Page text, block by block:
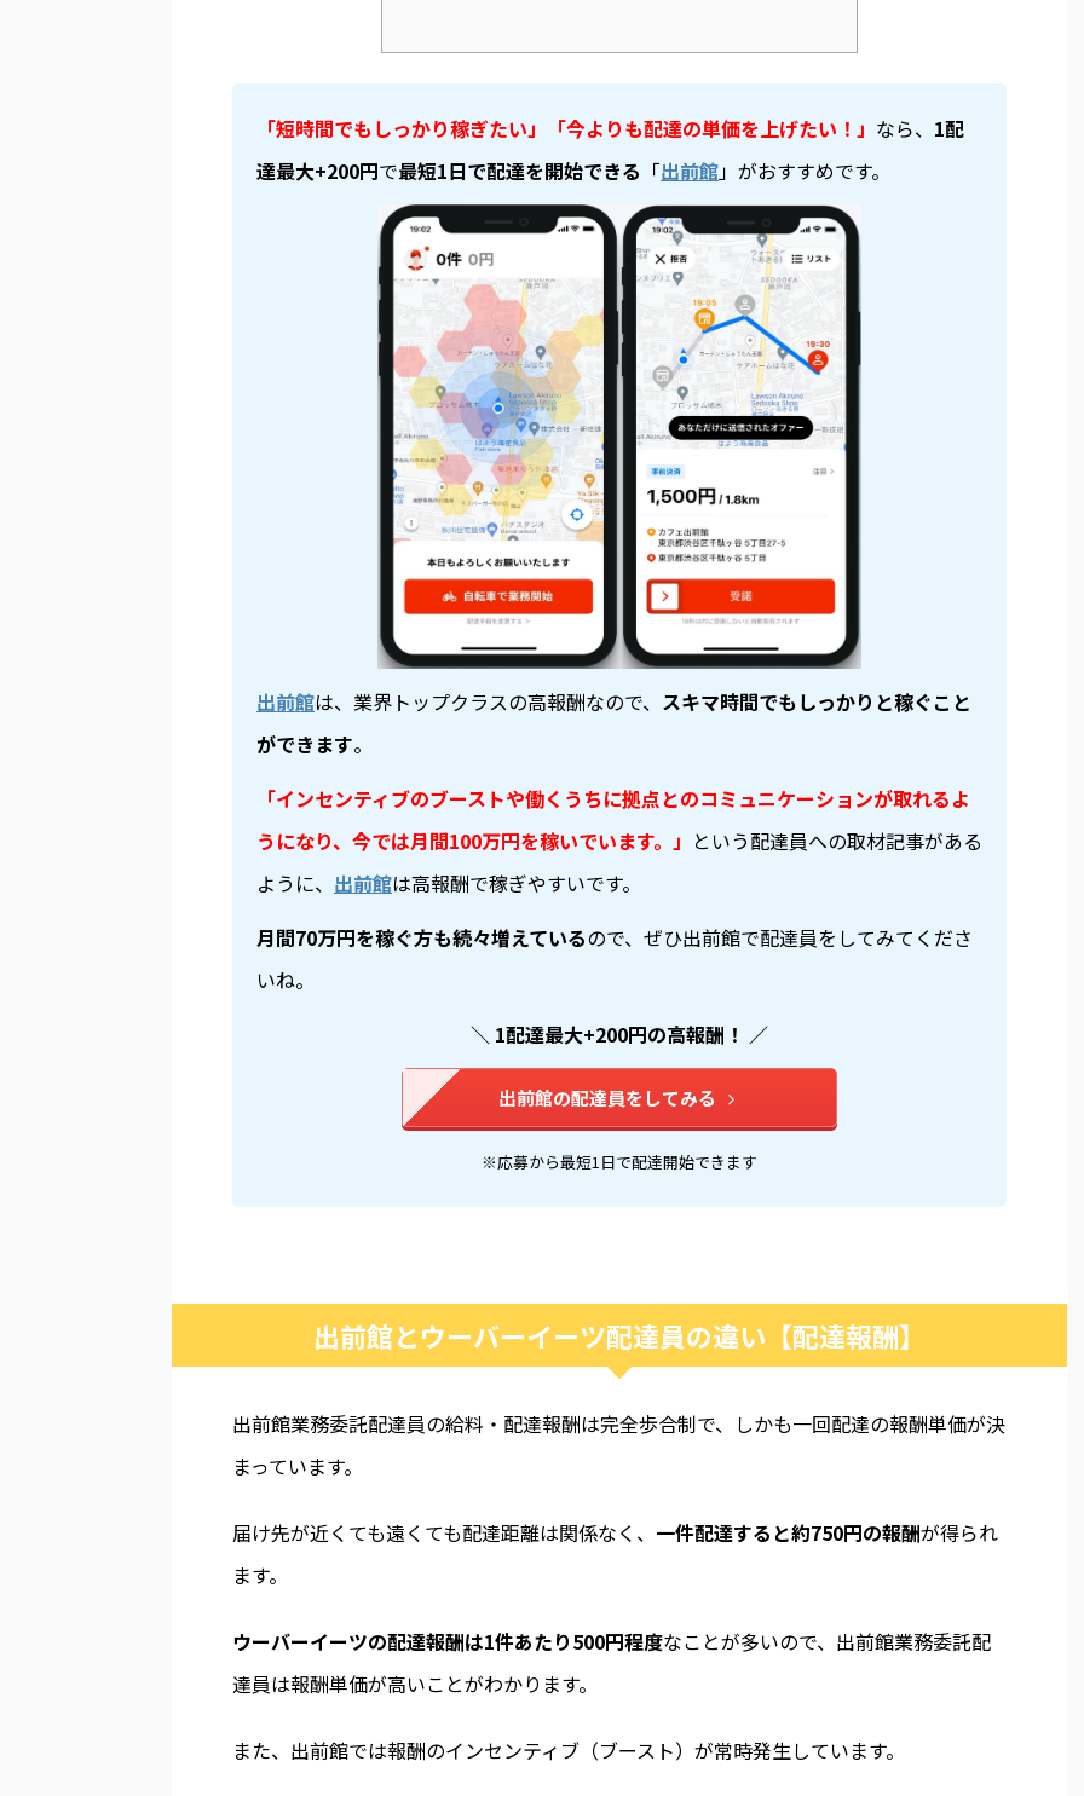
「短時間でもしっかり稼ぎたい」「今よりも配達の単価を上げたい！」 なら、 1配
達最大+200円で最短1日で配達を開始できる 「出前館」がおすすめです。
出前館は、業界トップクラスの高報酬なので、 スキマ時間でもしっかりと稼ぐこと
ができます。
「インセンティブのブーストや働くうちに拠点とのコミュニケーションが取れるよ
うになり、今では月間100万円を稼いでいます。」 という配達員への取材記事がある
ように、 出前館は高報酬で稼ぎやすいです。
月間70万円を稼ぐ方も続々増えているので、ぜひ出前館で配達員をしてみてくださ
いね。
＼ 1配達最大+200円の高報酬！ ／
出前館の配達員をしてみる
※応募から最短1日で配達開始できます
出前館とウーバーイーツ配達員の違い【配達報酬】
出前館業務委託配達員の給料・配達報酬は完全歩合制で、しかも一回配達の報酬単価が決
まっています。
届け先が近くても遠くても配達距離は関係なく、 一件配達すると約750円の報酬が得られ
ます。
ウーバーイーツの配達報酬は1件あたり500円程度なことが多いので、出前館業務委託配
達員は報酬単価が高いことがわかります。
また、出前館では報酬のインセンティブ（ブースト）が常時発生しています。